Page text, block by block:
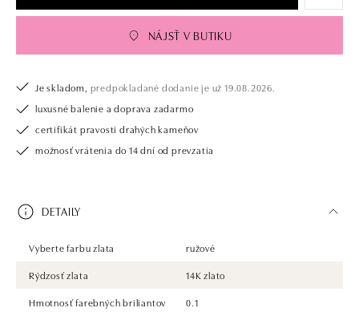
NÁJSŤ V BUTIKU
Je skladom, predpokladané dodanie je už 19.08.2026.
luxusné balenie a doprava zadarmo
certifikát pravosti drahých kameňov
možnosť vrátenia do 14 dní od prevzatia
DETAILY
Vyberte farbu zlata
ružové
Rýdzosť zlata
14K zlato
Hmotnosť farebných briliantov
0.1